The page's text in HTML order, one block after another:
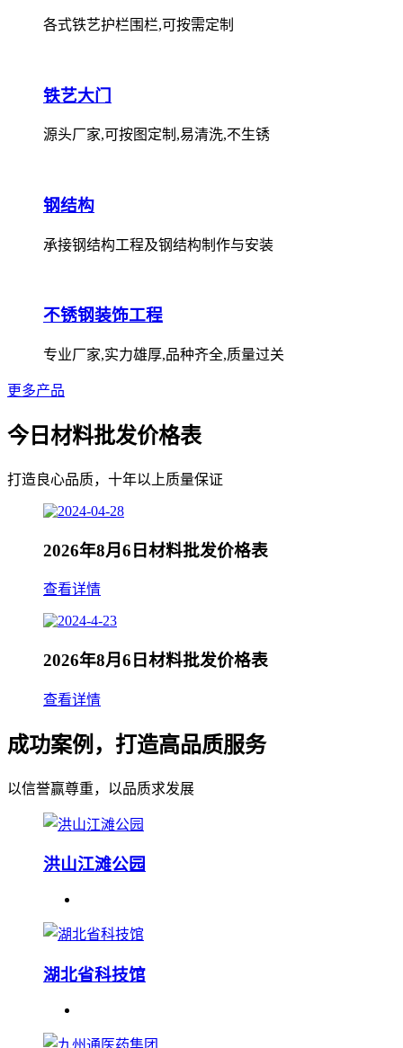
各式铁艺护栏围栏,可按需定制
铁艺大门
源头厂家,可按图定制,易清洗,不生锈
钢结构
承接钢结构工程及钢结构制作与安装
不锈钢装饰工程
专业厂家,实力雄厚,品种齐全,质量过关
更多产品
今日材料批发价格表
打造良心品质，十年以上质量保证
2026年8月6日材料批发价格表
查看详情
2026年8月6日材料批发价格表
查看详情
成功案例，打造高品质服务
以信誉赢尊重，以品质求发展
洪山江滩公园
湖北省科技馆